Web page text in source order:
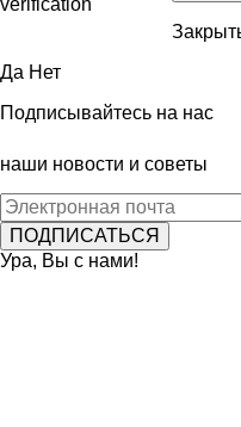
Да Нет
Подписывайтесь на нас
наши новости и советы
Ура, Вы с нами!